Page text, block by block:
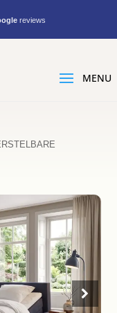
reviews